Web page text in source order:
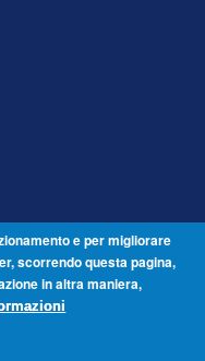
- Periodico telematico
07/2014 – ISSN 2421-2466
U - 30123 Venezia - Italia -
e per migliorare
scorrendo questa pagina,
in altra maniera,